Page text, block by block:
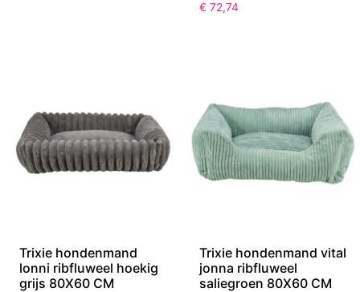
€ 72,74
Trixie hondenmand
lonni ribfluweel hoekig
grijs 80X60 CM
Trixie hondenmand vital
jonna ribfluweel
saliegroen 80X60 CM